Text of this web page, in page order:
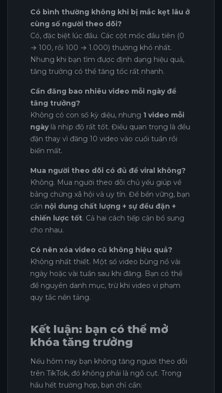
Có bình thường không khi bị mắc kẹt lâu ở
cùng số người theo dõi?
Có, đặc biệt lúc đầu. Các cột mốc đầu tiên (0
→ 100, rồi 100 → 1.000) thường khó nhất.
Nhưng khi bạn tìm được định dạng hiệu quả,
tăng trưởng có thể tăng tốc rất nhanh.
Cần đăng bao nhiêu video mỗi ngày để
tăng trưởng?
Không có con số kỳ diệu, nhưng 1 video mỗi
ngàylà nhịp độ rất tốt. Điều quan trọng là đều
đặn thay vì đăng 10 video vào cuối tuần rồi
biến mất.
Mua người theo dõi có đủ để viral không?
Không. Mua người theo dõi chủ yếu giúp về
bằng chứng xã hội và uy tín. Để bền vững, bạn
cần nội dung chất lượng + sự đều đặn +
chiến lược tốt. Cả hai cách tiếp cận bổ sung
cho nhau.
Có nên xóa video cũ không hiệu quả?
Không nhất thiết. Một số video bùng nổ vài
ngày hoặc vài tuần sau khi đăng. Bạn có thể
để nguyên danh mục, trừ khi video vi phạm
quy tắc nền tảng.
Kết luận: bạn có thể mở
khóa tăng trưởng
Nếu hôm nay bạn không tăng người theo dõi
trên TikTok, đó không phải là ngõ cụt. Trong
hầu hết trường hợp, bạn chỉ cần: